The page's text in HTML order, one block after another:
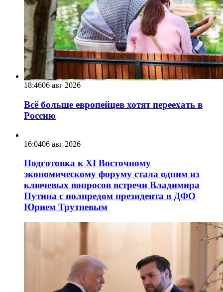
18:4606 авг 2026
Всё больше европейцев хотят переехать в
Россию
16:0406 авг 2026
Подготовка к XI Восточному
экономическому форуму стала одним из
ключевых вопросов встречи Владимира
Путина с полпредом президента в ДФО
Юрием Трутневым